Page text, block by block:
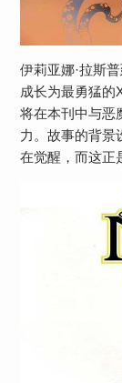
伊莉亚娜·拉斯
成长为最勇猛的
将在本刊中与恶
力。故事的背景
在觉醒，而这正